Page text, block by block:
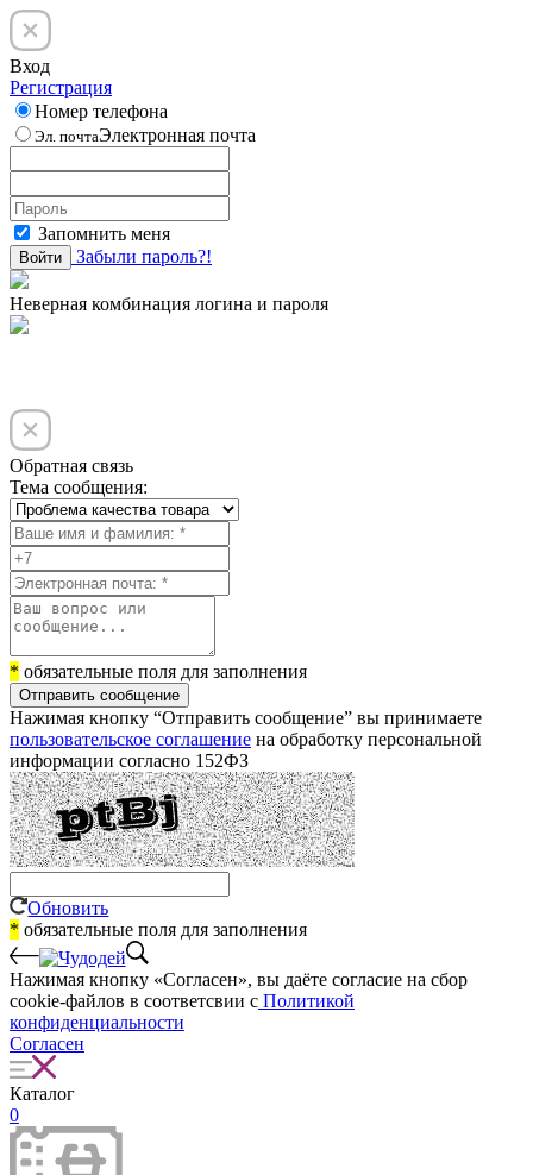
Вход
Регистрация
Номер телефона
Эл. почтаЭлектронная почта
Запомнить меня
Войти Забыли пароль?!
Неверная комбинация логина и пароля
Обратная связь
Тема сообщения:
* обязательные поля для заполнения
Отправить сообщение
Нажимая кнопку “Отправить сообщение” вы принимаете
пользовательское соглашение на обработку персональной
информации согласно 152ФЗ
Обновить
* обязательные поля для заполнения
Нажимая кнопку «Согласен», вы даёте cогласие на сбор
cookie-файлов в соответсвии с Политикой
конфиденциальности
Согласен
Каталог
0